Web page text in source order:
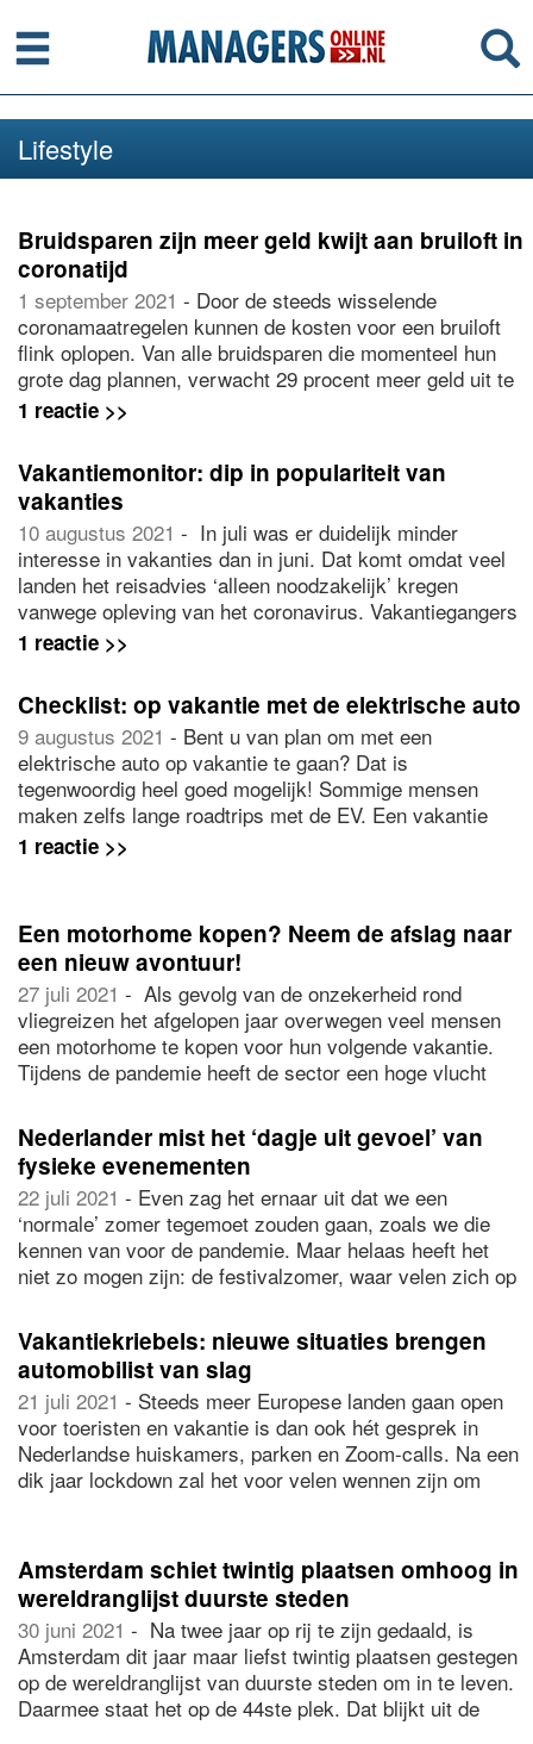
Menu
Lifestyle
Bruidsparen zijn meer geld kwijt aan bruiloft in
coronatijd
1 september 2021 - Door de steeds wisselende
coronamaatregelen kunnen de kosten voor een bruiloft
flink oplopen. Van alle bruidsparen die momenteel hun
grote dag plannen, verwacht 29 procent meer geld uit te
geven door het aanpassen en uitstellen van hun bruiloft.
Gemiddeld geven bruidsparen € 16.650 uit aan hun grote
dag in 2021.
1 reactie >>
Vakantiemonitor: dip in populariteit van
vakanties
10 augustus 2021 - In juli was er duidelijk minder
interesse in vakanties dan in juni. Dat komt omdat veel
landen het reisadvies ‘alleen noodzakelijk’ kregen
vanwege opleving van het coronavirus. Vakantiegangers
zochten in juli voor hun bestemming vooral in Nederland,
Frankrijk en Italië, maar de meeste vakanties zijn de
afgelopen maand geboekt in Griekenland, Spanje en
Turkije.
1 reactie >>
Checklist: op vakantie met de elektrische auto
9 augustus 2021 - Bent u van plan om met een
elektrische auto op vakantie te gaan? Dat is
tegenwoordig heel goed mogelijk! Sommige mensen
maken zelfs lange roadtrips met de EV. Een vakantie
met de elektrische auto vereist wel een goede
voorbereiding. Met onderstaande tips van online
en komt u niet met een lege accu te staan.
1 reactie >>
Een motorhome kopen? Neem de afslag naar
een nieuw avontuur!
27 juli 2021 - Als gevolg van de onzekerheid rond
vliegreizen het afgelopen jaar overwegen veel mensen
een motorhome te kopen voor hun volgende vakantie.
Tijdens de pandemie heeft de sector een hoge vlucht
procent hoger dan in april 2020. Overweegt u om een
motorhome te kopen? Weet dan dat het heel belangrijk is
om dit als een investering te beschouwen.
Nederlander mist het ‘dagje uit gevoel’ van
fysieke evenementen
22 juli 2021 - Even zag het ernaar uit dat we een
‘normale’ zomer tegemoet zouden gaan, zoals we die
kennen van voor de pandemie. Maar helaas heeft het
niet zo mogen zijn: de festivalzomer, waar velen zich op
evenementen eruit na de coronapandemie? Multiscope
deed onderzoek dat is uitgevoerd in opdracht van
Quadia.
Vakantiekriebels: nieuwe situaties brengen
automobilist van slag
21 juli 2021 - Steeds meer Europese landen gaan open
voor toeristen en vakantie is dan ook hét gesprek in
Nederlandse huiskamers, parken en Zoom-calls. Na een
dik jaar lockdown zal het voor velen wennen zijn om
dat rijden in een onbekende omgeving voor de nodige
zweethanden zorgt bij een op de vijf mensen (21
procent).
Amsterdam schiet twintig plaatsen omhoog in
wereldranglijst duurste steden
30 juni 2021 - Na twee jaar op rij te zijn gedaald, is
Amsterdam dit jaar maar liefst twintig plaatsen gestegen
op de wereldranglijst van duurste steden om in te leven.
Daarmee staat het op de 44ste plek. Dat blijkt uit de